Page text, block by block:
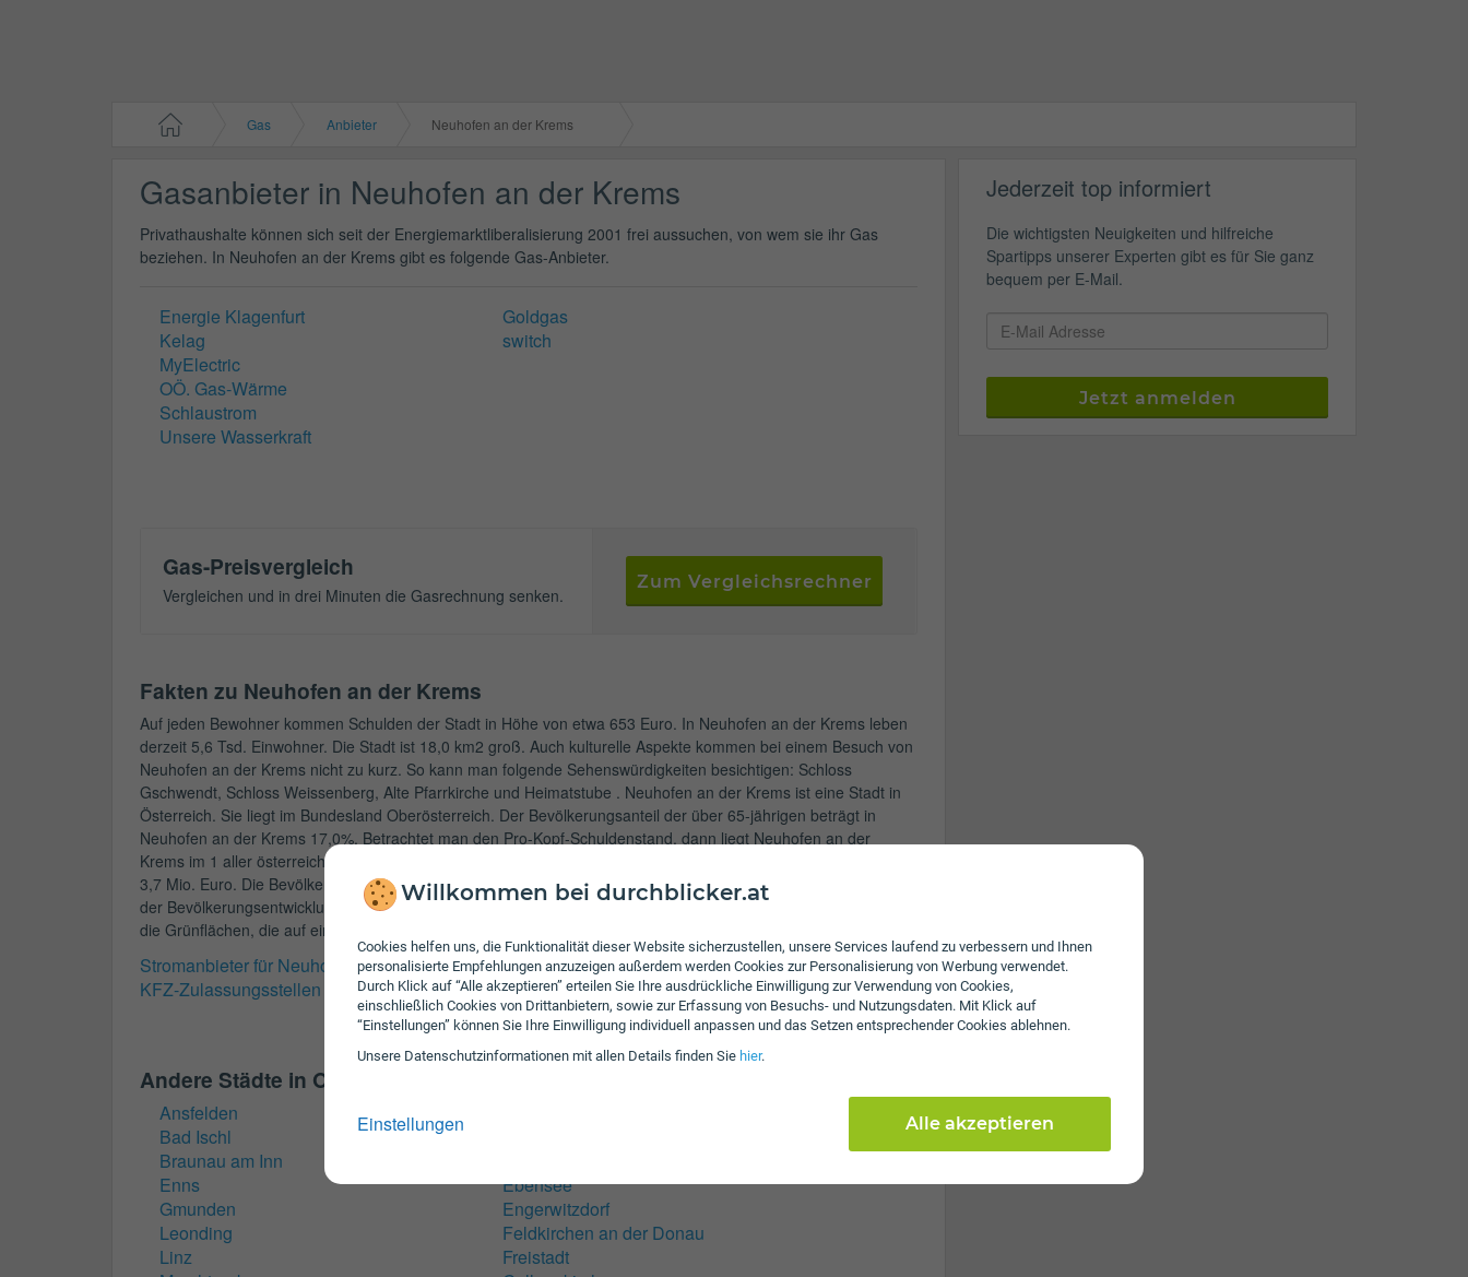
Willkommen bei durchblicker.at
Cookies helfen uns, die Funktionalität dieser Website sicherzustellen, unsere Services laufend zu verbessern und Ihnen
personalisierte Empfehlungen anzuzeigen außerdem werden Cookies zur Personalisierung von Werbung verwendet.
Durch Klick auf “Alle akzeptieren” erteilen Sie Ihre ausdrückliche Einwilligung zur Verwendung von Cookies,
einschließlich Cookies von Drittanbietern, sowie zur Erfassung von Besuchs- und Nutzungsdaten. Mit Klick auf
“Einstellungen” können Sie Ihre Einwilligung individuell anpassen und das Setzen entsprechender Cookies ablehnen.
Unsere Daten­schutz­informationen mit allen Details finden Sie hier.
Einstellungen Alle akzeptieren
Gas Anbieter Neuhofen an der Krems
Gasanbieter in Neuhofen an der Krems
Privathaushalte können sich seit der Energiemarktliberalisierung 2001 frei aussuchen, von wem sie ihr Gas
beziehen. In Neuhofen an der Krems gibt es folgende Gas-Anbieter.
Energie Klagenfurt
Kelag
MyElectric
OÖ. Gas-Wärme
Schlaustrom
Unsere Wasserkraft
Goldgas
switch
Gas-Preisvergleich
Vergleichen und in drei Minuten die Gasrechnung senken.
Zum Vergleichsrechner
Fakten zu Neuhofen an der Krems
Auf jeden Bewohner kommen Schulden der Stadt in Höhe von etwa 653 Euro. In Neuhofen an der Krems leben
derzeit 5,6 Tsd. Einwohner. Die Stadt ist 18,0 km2 groß. Auch kulturelle Aspekte kommen bei einem Besuch von
Neuhofen an der Krems nicht zu kurz. So kann man folgende Sehenswürdigkeiten besichtigen: Schloss
Gschwendt, Schloss Weissenberg, Alte Pfarrkirche und Heimatstube . Neuhofen an der Krems ist eine Stadt in
Österreich. Sie liegt im Bundesland Oberösterreich. Der Bevölkerungsanteil der über 65-jährigen beträgt in
Neuhofen an der Krems 17,0%. Betrachtet man den Pro-Kopf-Schuldenstand, dann liegt Neuhofen an der
Krems im 1 aller österreichischen Städte bei der Gesamtverschuldung. Die Schulden der Stadt betrugen 2009
3,7 Mio. Euro. Die Bevölkerungsentwicklung von Neuhofen an der Krems liegt bei rund 0,2% pro Jahr (auf Basis
der Bevölkerungsentwicklung von 2001 auf 2006: von 5,4 Tsd. auf 5,5 Tsd. Einwohner). Besonders schön sind
die Grünflächen, die auf einer Fläche von 16,4 km2 zu finden sind.
Stromanbieter für Neuhofen an der Krems
KFZ-Zulassungsstellen für Neuhofen an der Krems
Andere Städte in Oberösterreich
Ansfelden
Bad Ischl
Braunau am Inn
Enns
Gmunden
Leonding
Linz
Ebensee
Engerwitzdorf
Feldkirchen an der Donau
Freistadt
Jederzeit top informiert
Die wichtigsten Neuigkeiten und hilfreiche
Spartipps unserer Experten gibt es für Sie ganz
bequem per E-Mail.
Jetzt anmelden